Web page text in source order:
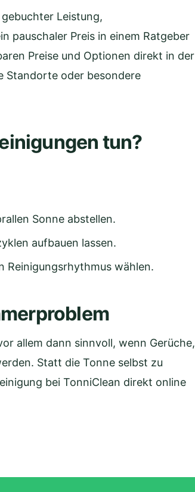
Leistung,
pauschaler Preis in einem Ratgeber
Preise und Optionen direkt in der
Standorte oder besondere
tun?
Sonne abstellen.
aufbauen lassen.
Reinigungsrhythmus wählen.
allem dann sinnvoll, wenn Gerüche,
Statt die Tonne selbst zu
bei TonniClean direkt online